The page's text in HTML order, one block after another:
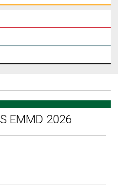
EMMD 2026